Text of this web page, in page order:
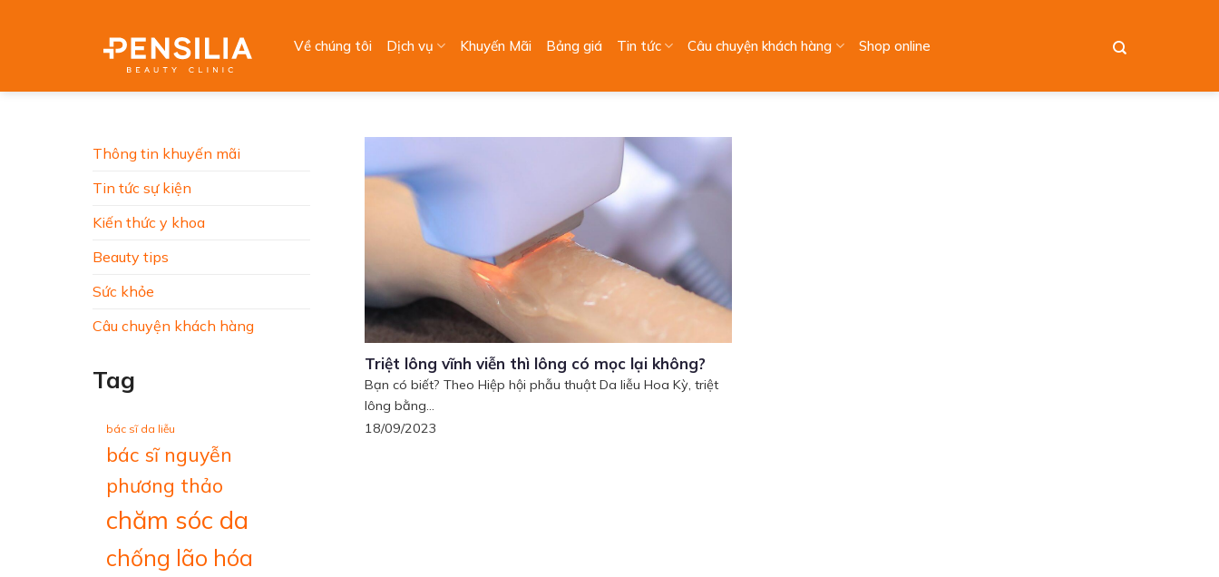
Về chúng tôi Dịch vụ Khuyến Mãi Bảng giá Tin tức Câu chuyện khách hàng Shop online
Thông tin khuyến mãi
Tin tức sự kiện
Kiến thức y khoa
Beauty tips
Sức khỏe
Câu chuyện khách hàng
Tag
bác sĩ da liễu
bác sĩ nguyễn
phương thảo
chăm sóc da
chống lão hóa
Triệt lông vĩnh viễn thì lông có mọc lại không?
Bạn có biết? Theo Hiệp hội phẫu thuật Da liễu Hoa Kỳ, triệt
lông bằng...
18/09/2023